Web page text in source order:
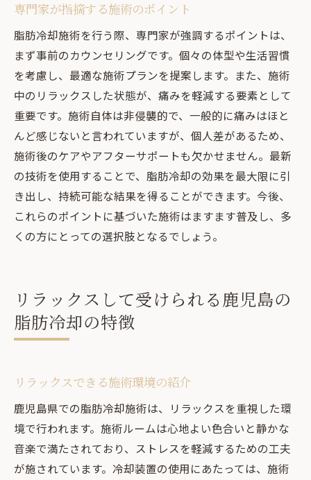
専門家が指摘する施術のポイント
脂肪冷却施術を行う際、専門家が強調するポイントは、
まず事前のカウンセリングです。個々の体型や生活習慣
を考慮し、最適な施術プランを提案します。また、施術
中のリラックスした状態が、痛みを軽減する要素として
重要です。施術自体は非侵襲的で、一般的に痛みはほと
んど感じないと言われていますが、個人差があるため、
施術後のケアやアフターサポートも欠かせません。最新
の技術を使用することで、脂肪冷却の効果を最大限に引
き出し、持続可能な結果を得ることができます。今後、
これらのポイントに基づいた施術はますます普及し、多
くの方にとっての選択肢となるでしょう。
リラックスして受けられる鹿児島の
脂肪冷却の特徴
リラックスできる施術環境の紹介
鹿児島県での脂肪冷却施術は、リラックスを重視した環
境で行われます。施術ルームは心地よい色合いと静かな
音楽で満たされており、ストレスを軽減するための工夫
が施されています。冷却装置の使用にあたっては、施術